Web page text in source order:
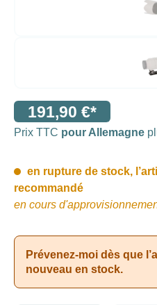
191,90 €*
Prix TTC pour Allemagne
en rupture de stock,
recommandé
en cours
Prévenez-moi dès que
nouveau en stock.